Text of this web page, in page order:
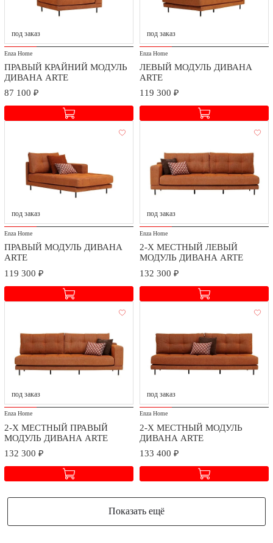
К оплате принимаются платежные карты: VISA Inc,
"АЛЬФА-БАНК и систему платежей PayKeeper.
Доставка и сборка
Мы заботимся о безопасности доставки и качестве сборки
Стоимость доставки и сборки оговаривается при заключении
договора в зависимости от географического расположения.
под заказ
Enza Home
ПРАВЫЙ КРАЙНИЙ МОДУЛЬ
ДИВАНА ARTE
87 100 ₽
под заказ
Enza Home
ЛЕВЫЙ МОДУЛЬ ДИВАНА
ARTE
119 300 ₽
под заказ
Enza Home
ПРАВЫЙ МОДУЛЬ ДИВАНА
ARTE
119 300 ₽
под заказ
Enza Home
2-Х МЕСТНЫЙ ЛЕВЫЙ
МОДУЛЬ ДИВАНА ARTE
132 300 ₽
под заказ
Enza Home
2-Х МЕСТНЫЙ ПРАВЫЙ
МОДУЛЬ ДИВАНА ARTE
132 300 ₽
под заказ
Enza Home
2-Х МЕСТНЫЙ МОДУЛЬ
ДИВАНА ARTE
133 400 ₽
Показать ещё